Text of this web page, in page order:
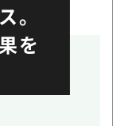
。
を